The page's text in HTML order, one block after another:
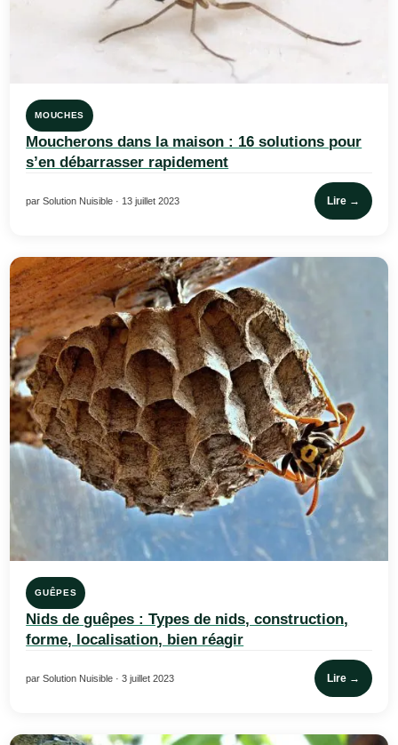
MOUCHES
Moucherons dans la maison : 16 solutions pour
s’en débarrasser rapidement
par Solution Nuisible · 13 juillet 2023 Lire →
GUÊPES
Nids de guêpes : Types de nids, construction,
forme, localisation, bien réagir
par Solution Nuisible · 3 juillet 2023 Lire →